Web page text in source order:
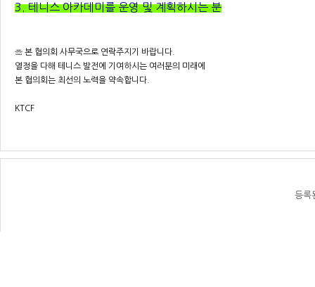
3. 테니스 아카데미를 운영 및 계획하시는 분
☏ 본 협의회 사무국으로 연락주지기 바랍니다.
열정을 다해 테니스 발전에 기여하시는 여러분의 미래에
본 협의회는 최선의 노력을 약속합니다.
KTCF
등록